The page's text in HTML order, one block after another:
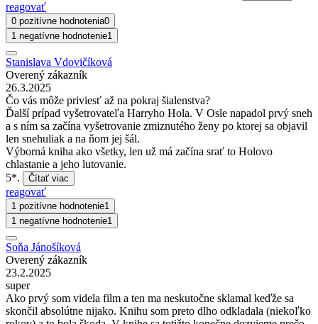
reagovať
0 pozitívne hodnotenia0
1 negatívne hodnotenie1
Stanislava Vdovičíková
Overený zákazník
26.3.2025
Čo vás môže priviesť až na pokraj šialenstva?
Ďalší prípad vyšetrovateľa Harryho Hola. V Osle napadol prvý sneh
a s ním sa začína vyšetrovanie zmiznutého ženy po ktorej sa objavil
len snehuliak a na ňom jej šál.
Výborná kniha ako všetky, len už má začína srať to Holovo
chlastanie a jeho lutovanie.
5*.
Čítať viac
reagovať
1 pozitívne hodnotenie1
1 negatívne hodnotenie1
Soňa Jánošíková
Overený zákazník
23.2.2025
super
Ako prvý som videla film a ten ma neskutočne sklamal keďže sa
skončil absolútne nijako. Knihu som preto dlho odkladala (niekoľko